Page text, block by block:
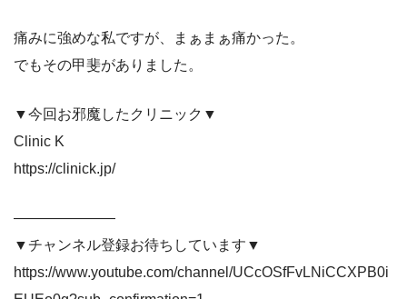
痛みに強めな私ですが、まぁまぁ痛かった。
でもその甲斐がありました。
▼今回お邪魔したクリニック▼
Clinic K
https://clinick.jp/
———————
▼チャンネル登録お待ちしています▼
https://www.youtube.com/channel/UCcOSfFvLNiCCXPB0i